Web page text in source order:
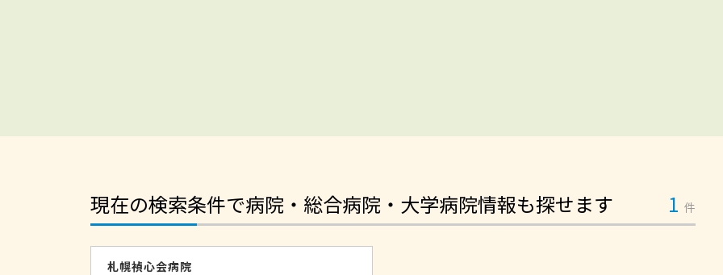
現在の検索条件で病院・総合病院・大学病院情報も探せます 1 件
札幌禎心会病院